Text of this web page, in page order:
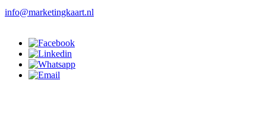
info@marketingkaart.nl